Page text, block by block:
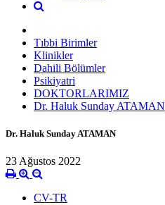
Tıbbi Birimler
Klinikler
Dahili Bölümler
Psikiyatri
DOKTORLARIMIZ
Dr. Haluk Sunday ATAMAN
Dr. Haluk Sunday ATAMAN
23 Ağustos 2022
CV-TR